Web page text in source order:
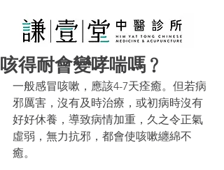
咳得耐會變哮喘嗎﹖
一般感冒咳嗽，應該4-7天痊癒。但若病
邪厲害，沒有及時治療，或初病時沒有
好好休養，導致病情加重，久之令正氣
虛弱，無力抗邪，都會使咳嗽纏綿不
癒。